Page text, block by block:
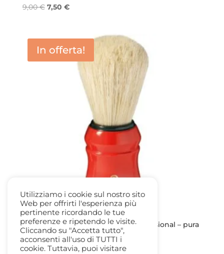
9,00€ Il
era:
9,00 €.
7,50 €Il
è:
7,50 €.
In offerta!
Pennello da Barba Omega 49 professional – pura
setola
7,50€Il
5,80€Il
Utilizziamo i cookie sul nostro sito
Web per offrirti l'esperienza più
pertinente ricordando le tue
preferenze e ripetendo le visite.
Cliccando su "Accetta tutto",
acconsenti all'uso di TUTTI i
cookie. Tuttavia, puoi visitare